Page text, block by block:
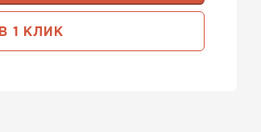
КУПИТЬ В 1 КЛИК